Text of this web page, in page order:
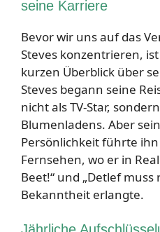
seine Karriere
Bevor wir uns auf das
Steves konzentrieren,
kurzen Überblick über
Steves begann seine
nicht als TV-Star,
Blumenladens. Aber
Persönlichkeit führte
Fernsehen, wo er in
Beet!“ und „Detlef muss
Bekanntheit erlangte.